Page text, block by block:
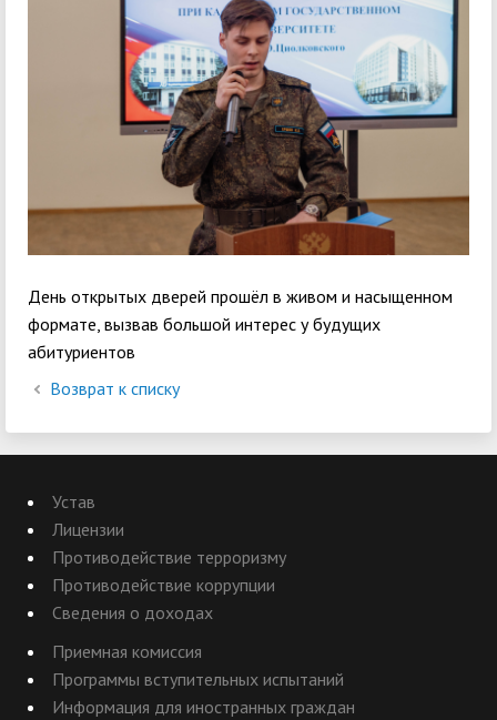
День открытых дверей прошёл в живом и насыщенном
формате, вызвав большой интерес у будущих
абитуриентов
Возврат к списку
Устав
Лицензии
Противодействие терроризму
Противодействие коррупции
Сведения о доходах
Приемная комиссия
Программы вступительных испытаний
Информация для иностранных граждан